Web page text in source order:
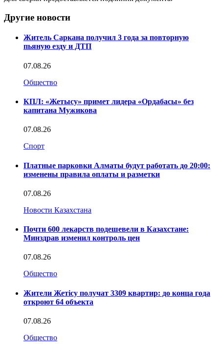
Другие новости
Житель Саркана получил 3 года за повторную
пьяную езду и ДТП
07.08.26
Общество
КПЛ: «Жетысу» примет лидера «Ордабасы» без
капитана Мужикова
07.08.26
Спорт
Платные парковки Алматы будут работать до 20:00:
изменены правила оплаты и разметки
07.08.26
Новости Казахстана
Почти 600 лекарств подешевели в Казахстане:
Минздрав изменил контроль цен
07.08.26
Общество
Жители Жетісу получат 3309 квартир: до конца года
откроют 64 объекта
07.08.26
Общество